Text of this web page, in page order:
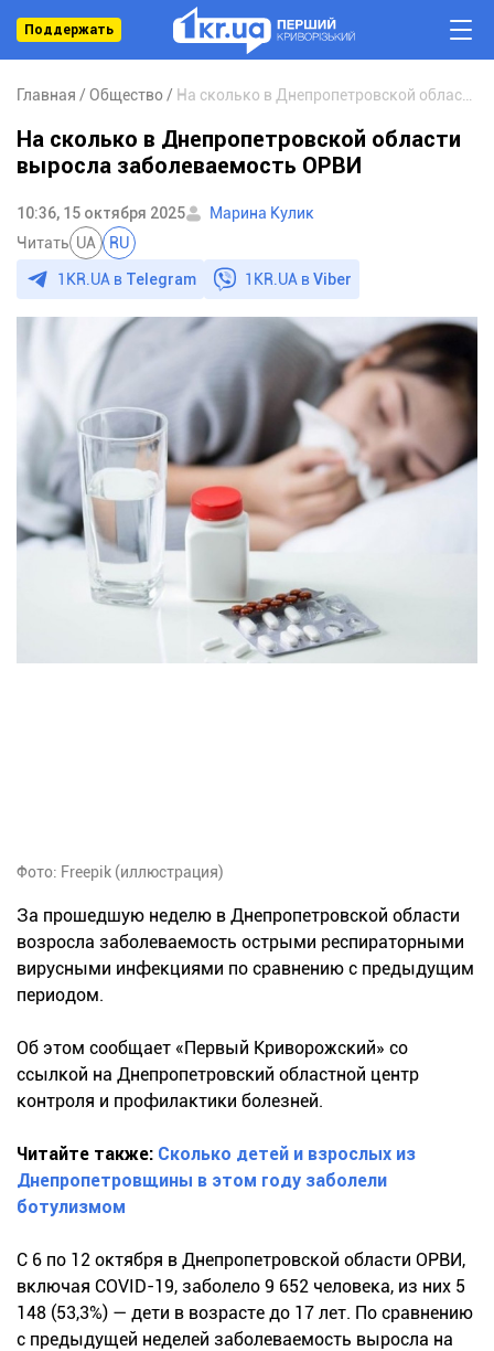
Поддержать
Главная Общество
На сколько в Днепропетровской области
выросла заболеваемость ОРВИ
10:36, 15 октября 2025
Марина Кулик
Читать UA RU
1KR.UA в Telegram 1KR.UA вViber
Фото: Freepik (иллюстрация)
За прошедшую неделю в Днепропетровской области
возросла заболеваемость острыми респираторными
вирусными инфекциями по сравнению с предыдущим
периодом.
Об этом сообщает «Первый Криворожский» со
ссылкой на Днепропетровский областной центр
контроля и профилактики болезней.
Читайте также: Сколько детей и взрослых из
Днепропетровщины в этом году заболели
ботулизмом
С 6 по 12 октября в Днепропетровской области ОРВИ,
включая COVID-19, заболело 9 652 человека, из них 5
148 (53,3%) — дети в возрасте до 17 лет. По сравнению
с предыдущей неделей заболеваемость выросла на